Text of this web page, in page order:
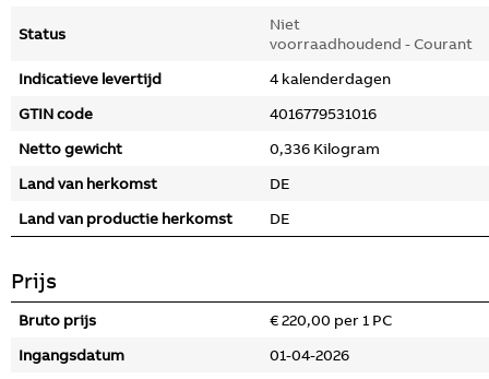
Status
Niet
voorraadhoudend - Courant
Indicatieve levertijd
4 kalenderdagen
GTIN code
4016779531016
Netto gewicht
0,336 Kilogram
Land van herkomst
DE
Land van productie herkomst
DE
Prijs
Bruto prijs
€ 220,00 per 1 PC
Ingangsdatum
01-04-2026